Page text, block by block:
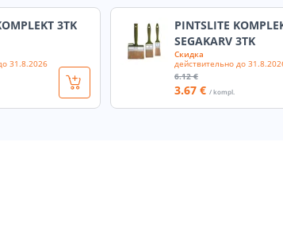
3TK
31.8.2026
PINTSLITE
SEGAKARV 3TK
Скидка
действительно до
6.12 €
3.67 € / kompl.